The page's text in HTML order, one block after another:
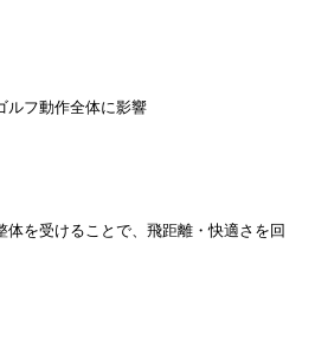
ルフ動作全体に影響
を受けることで、飛距離・快適さを回